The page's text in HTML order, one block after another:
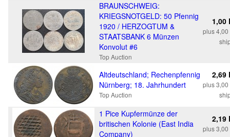
BRAUNSCHWEIG:
KRIEGSNOTGELD: 50 Pfennig
1920 / HERZOGTUM &
STAATSBANK 6 Münzen
Konvolut #6
Top Auction
1,00
plus 4,00
Altdeutschland; Rechenpfennig
Nürnberg; 18. Jahrhundert
Top Auction
2,69
plus 3,00
1 Pice Kupfermünze der
britischen Kolonie (East India
Company)
2,19
plus 3,00